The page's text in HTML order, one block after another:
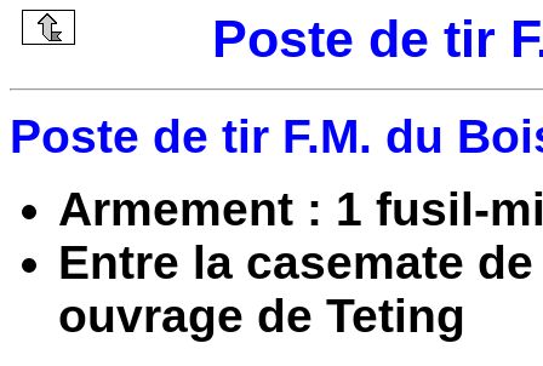
Poste de tir
Poste de tir F.M. du
Armement : 1 fusil-
Entre la casemate
ouvrage de Teting